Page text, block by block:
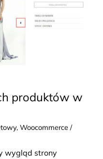
produktów w
, Woocommerce/
wygląd strony